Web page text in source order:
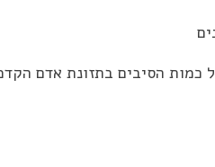
כמות הסיבים בתזונת אדם